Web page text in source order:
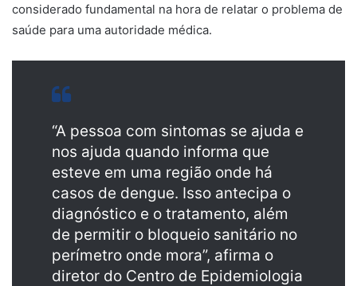
considerado fundamental na hora de relatar o problema de
saúde para uma autoridade médica.
“A pessoa com sintomas se ajuda e
nos ajuda quando informa que
esteve em uma região onde há
casos de dengue. Isso antecipa o
diagnóstico e o tratamento, além
de permitir o bloqueio sanitário no
perímetro onde mora”, afirma o
diretor do Centro de Epidemiologia